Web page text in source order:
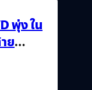
พุ่ง ใน
ย